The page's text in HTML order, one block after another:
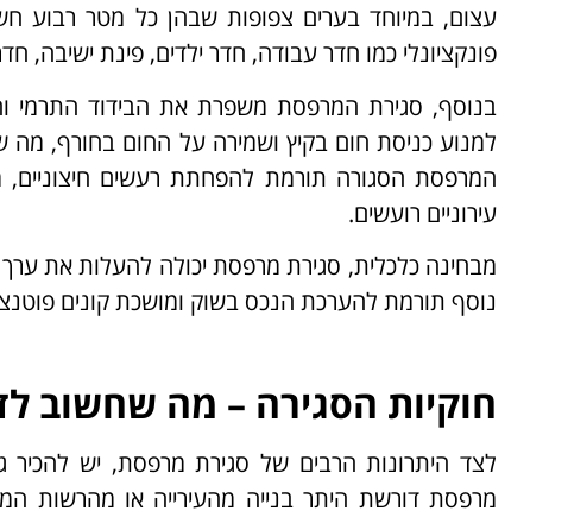
עצום, במיוחד בערים צפופות שבהן כל מטר רבוע
פונקציונלי כמו חדר עבודה, חדר ילדים, פינת ישיבה,
בנוסף, סגירת המרפסת משפרת את הבידוד התרמי
למנוע כניסת חום בקיץ ושמירה על החום בחורף, מה
המרפסת הסגורה תורמת להפחתת רעשים
עירוניים רועשים.
מבחינה כלכלית, סגירת מרפסת יכולה להעלות את
נוסף תורמת להערכת הנכס בשוק ומושכת קונים
חוקיות הסגירה – מה שחשוב
לצד היתרונות הרבים של סגירת מרפסת, יש
מרפסת דורשת היתר בנייה מהעירייה או מהרשות